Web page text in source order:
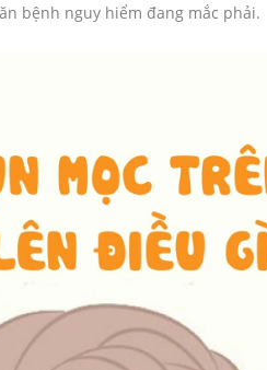
bệnh nguy hiểm đang mắc phải.